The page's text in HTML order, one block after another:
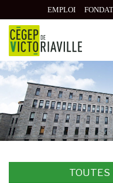
au
contenu
principal
EMPLOI
TOUTES